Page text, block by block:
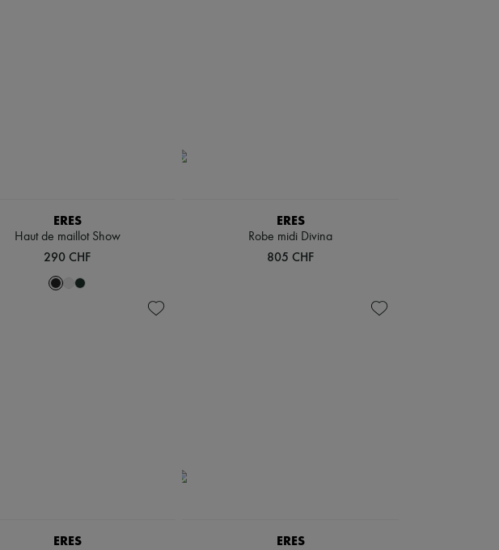
ERES
Haut de maillot Show
290 CHF
ERES
Robe midi Divina
805 CHF
ERES ERES